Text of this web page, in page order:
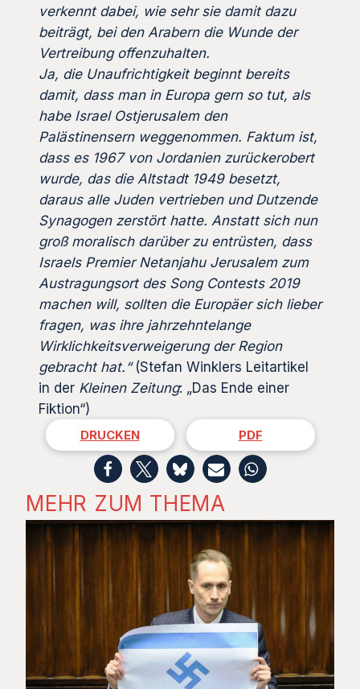
verkennt dabei, wie sehr sie damit dazu
beiträgt, bei den Arabern die Wunde der
Vertreibung offenzuhalten.
Ja, die Unaufrichtigkeit beginnt bereits
damit, dass man in Europa gern so tut, als
habe Israel Ostjerusalem den
Palästinensern weggenommen. Faktum ist,
dass es 1967 von Jordanien zurückerobert
wurde, das die Altstadt 1949 besetzt,
daraus alle Juden vertrieben und Dutzende
Synagogen zerstört hatte. Anstatt sich nun
groß moralisch darüber zu entrüsten, dass
Israels Premier Netanjahu Jerusalem zum
Austragungsort des Song Contests 2019
machen will, sollten die Europäer sich lieber
fragen, was ihre jahrzehntelange
Wirklichkeitsverweigerung der Region
gebracht hat.“(Stefan Winklers Leitartikel
in der Kleinen Zeitung: „Das Ende einer
Fiktion“)
DRUCKEN PDF
MEHR ZUM THEMA